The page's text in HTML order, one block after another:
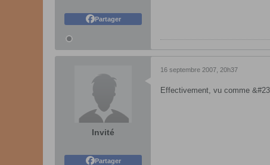
Partager
Invité
Partager
16 septembre 2007, 20h37
Effectivement, vu comme